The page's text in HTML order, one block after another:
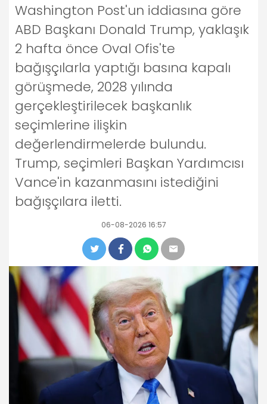
Washington Post'un iddiasına göre
ABD Başkanı Donald Trump, yaklaşık
2 hafta önce Oval Ofis'te
bağışçılarla yaptığı basına kapalı
görüşmede, 2028 yılında
gerçekleştirilecek başkanlık
seçimlerine ilişkin
değerlendirmelerde bulundu.
Trump, seçimleri Başkan Yardımcısı
Vance'in kazanmasını istediğini
bağışçılara iletti.
06-08-2026 16:57